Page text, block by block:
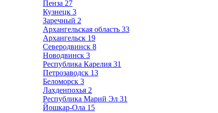
Пенза 27
Кузнецк 3
Заречный 2
Архангельская область 33
Архангельск 19
Северодвинск 8
Новодвинск 3
Республика Карелия 31
Петрозаводск 13
Беломорск 3
Лахденпохья 2
Республика Марий Эл 31
Йошкар-Ола 15